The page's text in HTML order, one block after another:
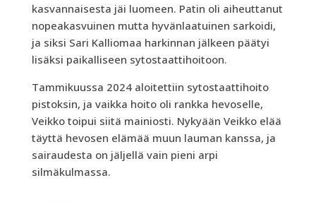
kasvannaisesta jäi luomeen. Patin oli aiheuttanut
nopeakasvuinen mutta hyvänlaatuinen sarkoidi,
ja siksi Sari Kalliomaa harkinnan jälkeen päätyi
lisäksi paikalliseen sytostaattihoitoon.
Tammikuussa 2024 aloitettiin sytostaattihoito
pistoksin, ja vaikka hoito oli rankka hevoselle,
Veikko toipui siitä mainiosti. Nykyään Veikko elää
täyttä hevosen elämää muun lauman kanssa, ja
sairaudesta on jäljellä vain pieni arpi
silmäkulmassa.